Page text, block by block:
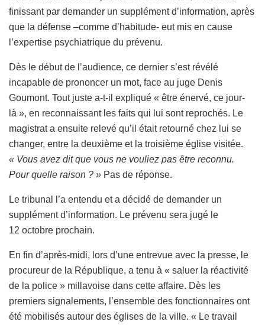
finissant par demander un supplément d’information, après
que la défense –comme d’habitude- eut mis en cause
l’expertise psychiatrique du prévenu.
Dès le début de l’audience, ce dernier s’est révélé
incapable de prononcer un mot, face au juge Denis
Goumont. Tout juste a-t-il expliqué « être énervé, ce jour-
là », en reconnaissant les faits qui lui sont reprochés. Le
magistrat a ensuite relevé qu’il était retourné chez lui se
changer, entre la deuxième et la troisième église visitée.
« Vous avez dit que vous ne vouliez pas être reconnu.
Pour quelle raison ? » Pas de réponse.
Le tribunal l’a entendu et a décidé de demander un
supplément d’information. Le prévenu sera jugé le
12 octobre prochain.
En fin d’après-midi, lors d’une entrevue avec la presse, le
procureur de la République, a tenu à « saluer la réactivité
de la police » millavoise dans cette affaire. Dès les
premiers signalements, l’ensemble des fonctionnaires ont
été mobilisés autour des églises de la ville. « Le travail